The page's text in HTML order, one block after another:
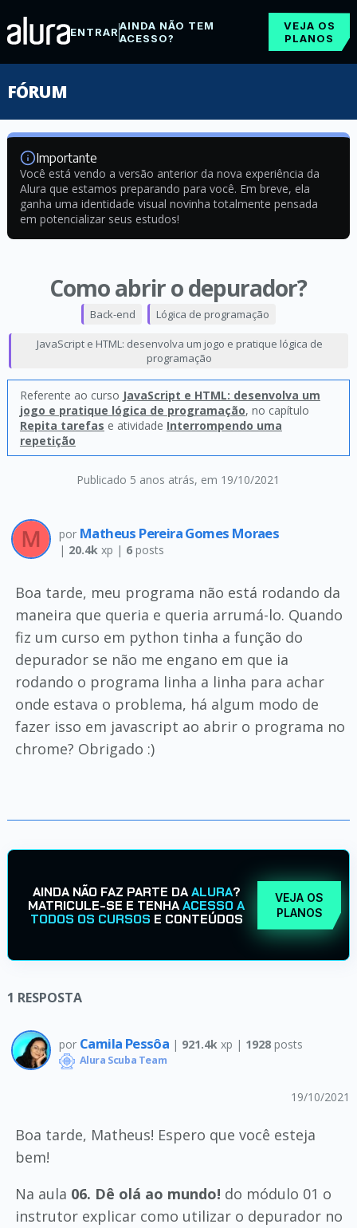
ENTRARAINDA NÃO TEM
ACESSO?
VEJA OS
PLANOS
FÓRUM
Importante
Você está vendo a versão anterior da nova experiência da
Alura que estamos preparando para você. Em breve, ela
ganha uma identidade visual novinha totalmente pensada
em potencializar seus estudos!
Como abrir o depurador?
Publicado 5 anos atrás, em 19/10/2021
Back-end Lógica de programação
JavaScript e HTML: desenvolva um jogo e pratique lógica de
programação
Referente ao curso JavaScript e HTML: desenvolva um
jogo e pratique lógica de programação, no capítulo
Repita tarefas e atividade Interrompendo uma
repetição
por Matheus Pereira Gomes Moraes
| 20.4kxp | 6posts
Boa tarde, meu programa não está rodando da
maneira que queria e queria arrumá-lo. Quando
fiz um curso em python tinha a função do
depurador se não me engano em que ia
rodando o programa linha a linha para achar
onde estava o problema, há algum modo de
fazer isso em javascript ao abrir o programa no
chrome? Obrigado :)
AINDA NÃO FAZ PARTE DAALURA?
MATRICULE-SE E TENHAACESSO A
TODOS OS CURSOS E CONTEÚDOS
VEJA OS
PLANOS
1 RESPOSTA
por Camila Pessôa | 921.4k xp | 1928posts
Alura Scuba Team
19/10/2021
Boa tarde, Matheus! Espero que você esteja
bem!
Na aula 06. Dê olá ao mundo! do módulo 01 o
instrutor explicar como utilizar o depurador no